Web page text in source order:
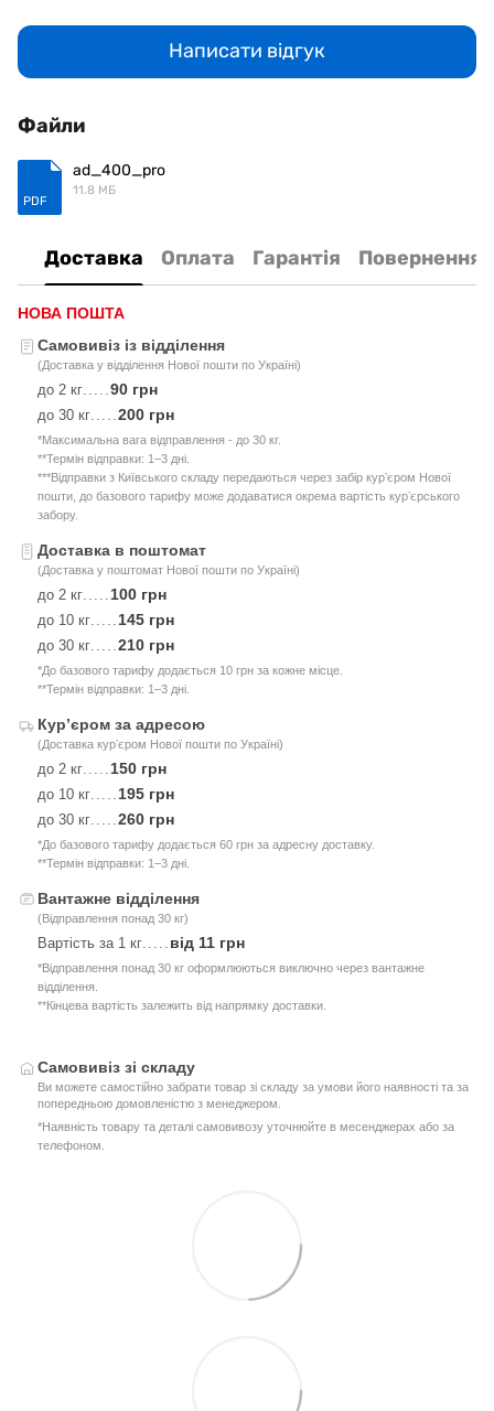
Написати відгук
Файли
PDF
ad_400_pro
11.8 МБ
Доставка Оплата Гарантія Повернення
НОВА ПОШТА
Самовивіз із відділення
(Доставка у відділення Нової пошти по Україні)
до 2 кг 90 грн
до 30 кг 200 грн
*Максимальна вага відправлення - до 30 кг.
**Термін відправки: 1–3 дні.
***Відправки з Київського складу передаються через забір курʼєром Нової
пошти, до базового тарифу може додаватися окрема вартість курʼєрського
забору.
Доставка в поштомат
(Доставка у поштомат Нової пошти по Україні)
до 2 кг 100 грн
до 10 кг 145 грн
до 30 кг 210 грн
*До базового тарифу додається 10 грн за кожне місце.
**Термін відправки: 1–3 дні.
Курʼєром за адресою
(Доставка курʼєром Нової пошти по Україні)
до 2 кг 150 грн
до 10 кг 195 грн
до 30 кг 260 грн
*До базового тарифу додається 60 грн за адресну доставку.
**Термін відправки: 1–3 дні.
Вантажне відділення
(Відправлення понад 30 кг)
Вартість за 1 кг від 11 грн
*Відправлення понад 30 кг оформлюються виключно через вантажне
відділення.
**Кінцева вартість залежить від напрямку доставки.
Самовивіз зі складу
Ви можете самостійно забрати товар зі складу за умови його наявності та за
попередньою домовленістю з менеджером.
*Наявність товару та деталі самовивозу уточнюйте в месенджерах або за
телефоном.